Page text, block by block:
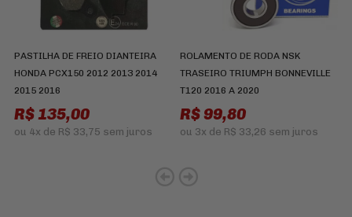
PASTILHA DE FREIO DIANTEIRA
HONDA PCX150 2012 2013 2014
2015 2016
R$ 135,00
ou 4x de R$ 33,75 sem juros
ROLAMENTO DE RODA NSK
TRASEIRO TRIUMPH BONNEVILLE
T120 2016 A 2020
R$ 99,80
ou 3x de R$ 33,26 sem juros